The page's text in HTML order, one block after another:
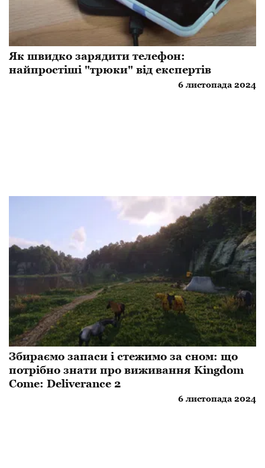
Як швидко зарядити телефон:
найпростіші "трюки" від експертів
6 листопада 2024
Збираємо запаси і стежимо за сном: що
потрібно знати про виживання Kingdom
Come: Deliverance 2
6 листопада 2024